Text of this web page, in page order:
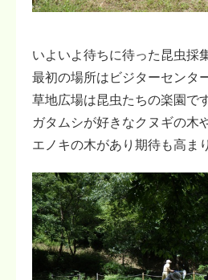
いよいよ待ちに待った昆虫採
最初の場所はビジターセンタ
草地広場は昆虫たちの楽園で
ガタムシが好きなクヌギの木
エノキの木があり期待も高ま